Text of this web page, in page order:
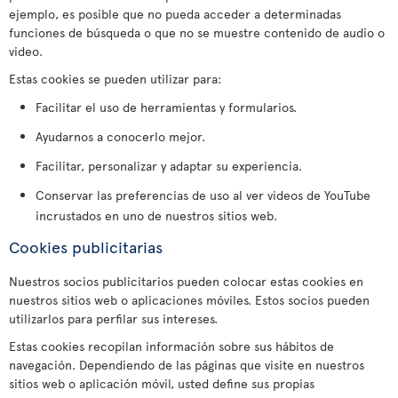
ejemplo, es posible que no pueda acceder a determinadas
funciones de búsqueda o que no se muestre contenido de audio o
video.
Estas cookies se pueden utilizar para:
Facilitar el uso de herramientas y formularios.
Ayudarnos a conocerlo mejor.
Facilitar, personalizar y adaptar su experiencia.
Conservar las preferencias de uso al ver videos de YouTube
incrustados en uno de nuestros sitios web.
Cookies publicitarias
Nuestros socios publicitarios pueden colocar estas cookies en
nuestros sitios web o aplicaciones móviles. Estos socios pueden
utilizarlos para perfilar sus intereses.
Estas cookies recopilan información sobre sus hábitos de
navegación. Dependiendo de las páginas que visite en nuestros
sitios web o aplicación móvil, usted define sus propias